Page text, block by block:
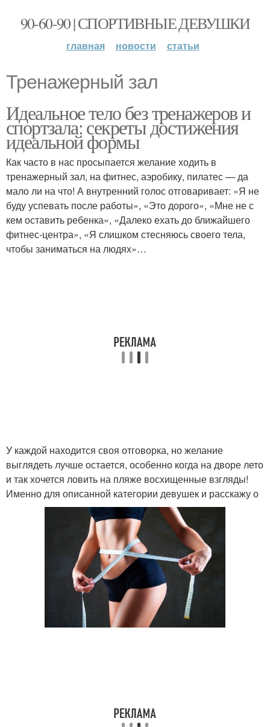
90-60-90 | СПОРТИВНЫЕ ДЕВУШКИ
главная новости статьи
Тренажерный зал
Идеальное тело без тренажеров и
спортзала: секреты достижения
идеальной формы
Как часто в нас просыпается желание ходить в
тренажерный зал, на фитнес, аэробику, пилатес — да
мало ли на что! А внутренний голос отговаривает: «Я не
буду успевать после работы», «Это дорого», «Мне не с
кем оставить ребенка», «Далеко ехать до ближайшего
фитнес-центра», «Я слишком стесняюсь своего тела,
чтобы заниматься на людях»…
У каждой находится своя отговорка, но желание
выглядеть лучше остается, особенно когда на дворе лето
и так хочется ловить на пляже восхищенные взгляды!
Именно для описанной категории девушек и расскажу о